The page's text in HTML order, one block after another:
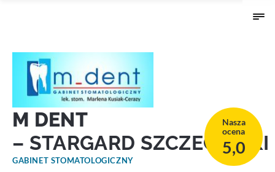
M DENT
– STARGARD SZCZECIŃSKI
GABINET STOMATOLOGICZNY
Nasza
ocena
5,0